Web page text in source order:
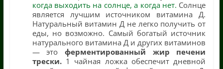
когда выходить на солнце, а когда нет. Солнце
является лучшим источником витамина Д.
Натуральный витамин Д не легко получить от
еды, но возможно. Самый богатый источник
натурального витамина Д и других витаминов
— это ферментированный жир печени
трески. 1 чайная ложка обеспечит дневной